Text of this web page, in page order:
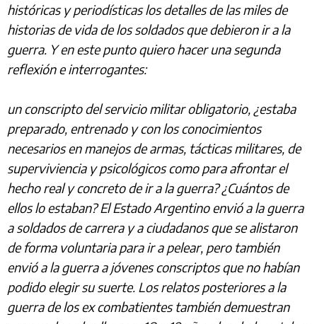
históricas y periodísticas los detalles de las miles de
historias de vida de los soldados que debieron ir a la
guerra. Y en este punto quiero hacer una segunda
reflexión e interrogantes:
un conscripto del servicio militar obligatorio, ¿estaba
preparado, entrenado y con los conocimientos
necesarios en manejos de armas, tácticas militares, de
superviviencia y psicológicos como para afrontar el
hecho real y concreto de ir a la guerra? ¿Cuántos de
ellos lo estaban? El Estado Argentino envió a la guerra
a soldados de carrera y a ciudadanos que se alistaron
de forma voluntaria para ir a pelear, pero también
envió a la guerra a jóvenes conscriptos que no habían
podido elegir su suerte. Los relatos posteriores a la
guerra de los ex combatientes también demuestran